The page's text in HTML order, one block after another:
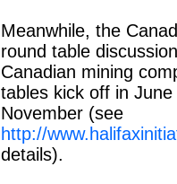
Meanwhile, the
round table
Canadian mining
tables kick off in
November (see
http://
details).